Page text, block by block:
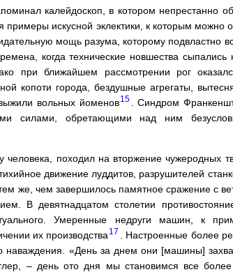
калейдоскоп, в котором непрестанно
примеры искусной эклектики, к которым можно
мощь разума, которому подвластно
когда технические новшества сыпались
при ближайшем рассмотрении рог
копоти города, бездушные агрегаты,
вольных йоменов15 . Синдром
силами, обретающими над ним
походил на вторжение чужеродных
движение луддитов, разрушителей
же, чем завершилось памятное сражение с
В девятнадцатом столетии
Умеренные недруги машин, к
их производства 17
. Настроенные более
наваждения. «День за днем они [машины]
– день ото дня мы становимся все